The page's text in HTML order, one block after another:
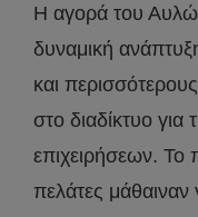
Η αγορά του
δυναμική
και
στο διαδίκτυο
επιχειρήσεων. Το
πελάτες μάθαιναν